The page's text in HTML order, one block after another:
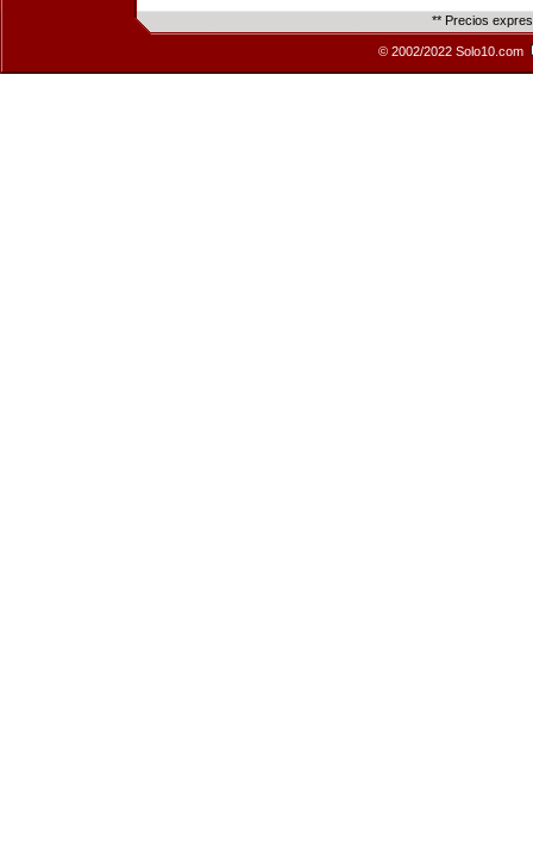
** Precios
© 2002/2022 Solo10.com